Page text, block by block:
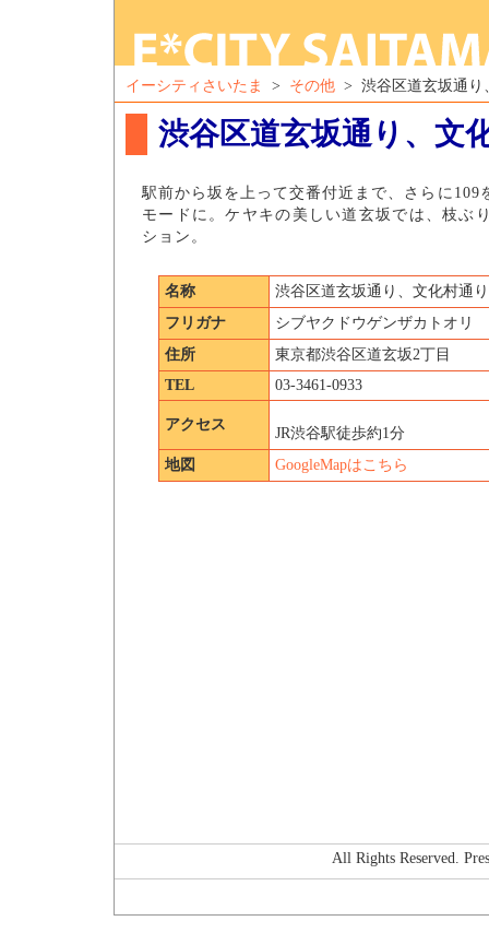
イーシティさいたま > その他 > 渋谷区道玄坂通り
渋谷区道玄坂通り、文
駅前から坂を上って交番付近まで、さらに
モードに。ケヤキの美しい道玄坂では、枝ぶ
ション。
名称
渋谷区道玄坂通り、文化村通
フリガナ
シブヤクドウゲンザカトオリ
住所
東京都渋谷区道玄坂2丁目
TEL
03-3461-0933
アクセス
JR渋谷駅徒歩約1分
地図
GoogleMapはこちら
All Rights Reserved.